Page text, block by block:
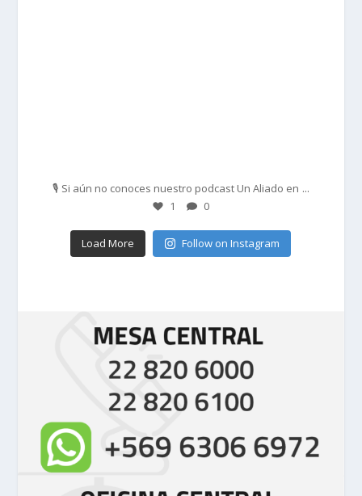
🎙️ Si aún no conoces nuestro podcast Un Aliado en ...
1 0
Load More Follow on Instagram